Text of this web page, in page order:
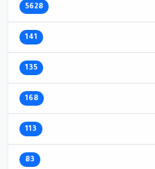
5628
141
135
168
113
83